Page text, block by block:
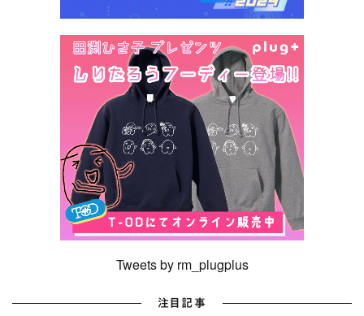
Tweets by rm_plugplus
注目記事